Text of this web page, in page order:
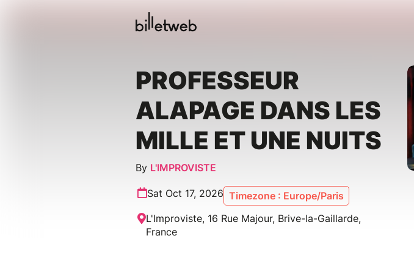
PROFESSEUR
ALAPAGE DANS LES
MILLE ET UNE NUITS
By L'IMPROVISTE
Sat Oct 17, 2026 Timezone : Europe/Paris
L'Improviste, 16 Rue Majour, Brive-la-Gaillarde,
France